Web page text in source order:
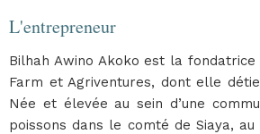
L'entrepreneur
Bilhah Awino Akoko est la fondatrice
Farm et Agriventures, dont elle
Née et élevée au sein d’une
poissons dans le comté de Siaya,